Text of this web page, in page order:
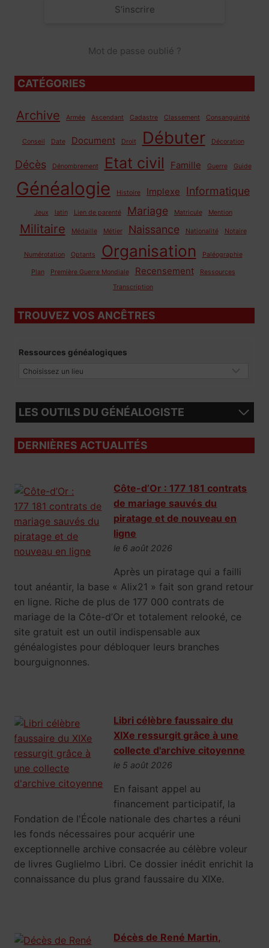
S’inscrire
Mot de passe oublié ?
CATÉGORIES
Archive Armée Ascendant Cadastre Classement Consanguinité
Conseil Date Document Droit Débuter Décoration
Décès Dénombrement Etat civil Famille Guerre Guide
Généalogie Histoire Implexe Informatique
Jeux latin Lien de parenté Mariage Matricule Mention
Militaire Médaille Métier Naissance Nationalité Notaire
Numérotation Optants Organisation Paléographie
Plan Première Guerre Mondiale Recensement
Ressources
Transcription
TROUVEZ VOS ANCÊTRES
Ressources généalogiques
LES OUTILS DU GÉNÉALOGISTE
DERNIÈRES ACTUALITÉS
Côte-d’Or : 177 181 contrats
de mariage sauvés du
piratage et de nouveau en
ligne
le 6 août 2026
Après un piratage qui a failli
tout anéantir, la base « Alix21 » fait son grand retour
en ligne. Riche de plus de 177 000 contrats de
mariage de la Côte-d’Or et totalement relooké, ce
site gratuit est un outil indispensable aux
généalogistes pour débloquer leurs branches
bourguignonnes.
Libri célèbre faussaire du
XIXe ressurgit grâce à une
collecte d'archive citoyenne
le 5 août 2026
En faisant appel au
financement participatif, la
Fondation de l'École nationale des chartes a réuni
les fonds nécessaires pour acquérir une
exceptionnelle archive consacrée au célèbre voleur
de livres Guglielmo Libri. Ce dossier inédit enrichit la
connaissance du plus grand faussaire du XIXe.
Décès de René Martin,